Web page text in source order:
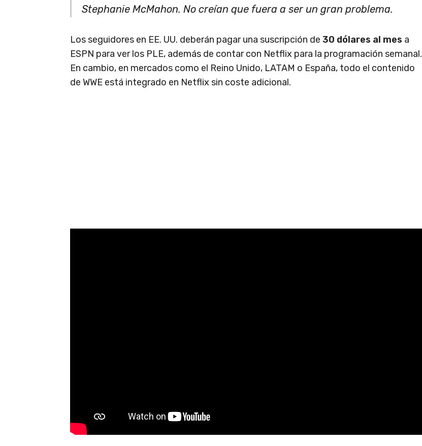
Stephanie McMahon. No creían que fuera a ser un gran problema.
Los seguidores en EE. UU. deberán pagar una suscripción de 30 dólares al mes a
ESPN para ver los PLE, además de contar con Netflix para la programación semanal.
En cambio, en mercados como el Reino Unido, LATAM o España, todo el contenido
de WWE está integrado en Netflix sin coste adicional.